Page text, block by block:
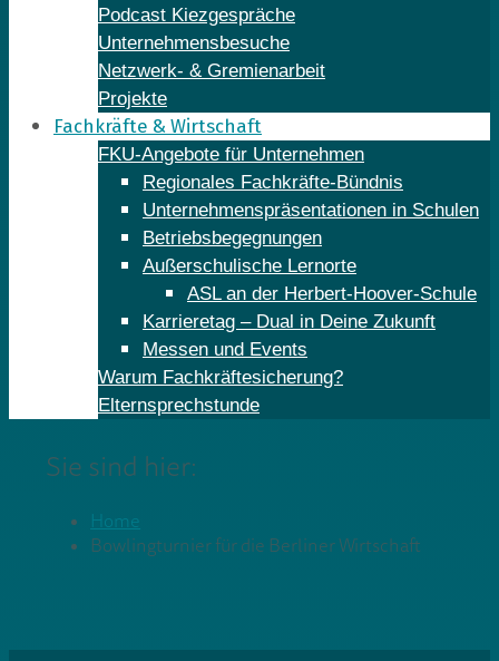
Podcast Kiezgespräche
Unternehmensbesuche
Netzwerk- & Gremienarbeit
Projekte
Fachkräfte & Wirtschaft
FKU-Angebote für Unternehmen
Regionales Fachkräfte-Bündnis
Unternehmenspräsentationen in Schulen
Betriebsbegegnungen
Außerschulische Lernorte
ASL an der Herbert-Hoover-Schule
Karrieretag – Dual in Deine Zukunft
Messen und Events
Warum Fachkräftesicherung?
Elternsprechstunde
Sie sind hier:
Home
Bowlingturnier für die Berliner Wirtschaft